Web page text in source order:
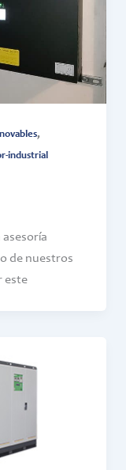
,
industrial
de nuestros
este